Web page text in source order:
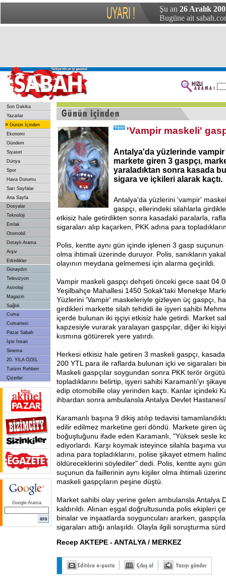
Şu an 26 Aralık
Bugüne ait
Son Dakika
Yazarlar
» Günün İçinden
Ekonomi
Gündem
Siyaset
Dünya
Spor
Hava Durumu
Sarı Sayfalar
Ana Sayfa
Dosyalar
Teknoloji
Emlak
Otomobil
Detaylı Arama
Arşiv
Etkinlikler
Günaydın
Televizyon
Astroloji
Magazin
Sağlık
Cuma
Cumartesi
Pazar Sabah
İşte İnsan
Sinema
20. YILA ÖZEL
Turizm Rehberi
Çizerler
Google Arama
'Vampir maskeli'
Antalya'da yüzlerinde
markete giren 3 gaspçı,
yaraladıktan sonra kasada
sigara ve içkileri alarak kaçtı.
Antalya'da yüzlerini 'vampir'
gaspçı, ellerindeki silahlarla
etkisiz hale getirdikten sonra kasadaki paralarla,
sigaraları alıp kaçarken, PKK adına para
Polis, kentte aynı gün içinde işlenen 3 gasp suçunun
olma ihtimali üzerinde duruyor. Polis, sanıkların
olayının meydana gelmemesi için alarma geçirildi.
Vampir maskeli gaspçı dehşeti önceki gece saat
Yeşilbahçe Mahallesi 1450 Sokak'taki Menekşe
Yüzlerini 'Vampir' maskeleriyle gizleyen üç gaspçı,
girdikleri markette silah tehdidi ile işyeri sahibi
içerde bulunan iki işçiyi etkisiz hale getirdi. Market
kapzesiyle vurarak yaralayan gaspçılar, diğer iki
kısmına götürerek yere yatırdı.
Herkesi etkisiz hale getiren 3 maskeli gaspçı,
200 YTL para ile raflarda bulunan içki ve sigaraları
Maskeli gaspçılar soygundan sonra PKK terör
topladıklarını belirtip, işyeri sahibi Karamanlı'yı
edip otomobille olay yerinden kaçtı. Kanlar içindeki
ihbardan sonra ambulansla Antalya Devlet
Karamanlı başına 9 dikiş atılıp tedavisi
edilir edilmez marketine geri döndü. Markete giren
boğuştuğunu ifade eden Karamanlı, "Yüksek sesle
ediyorlardı. Karşı koymak isteyince silahla başıma
adına para topladıklarını, polise şikayet etmem
öldüreceklerini söylediler" dedi. Polis, kentte aynı
suçunun da faillerinin aynı kişiler olma ihtimali
maskeli gaspçıların peşine düştü.
Market sahibi olay yerine gelen ambulansla Antalya
kaldırıldı. Alınan eşgal doğrultusunda polis ekipleri
binalar ve inşaatlarda soyguncuları ararken,
sigaraları attığı anlaşıldı. Olayla ilgili soruşturma
Recep AKTEPE - ANTALYA / MERKEZ